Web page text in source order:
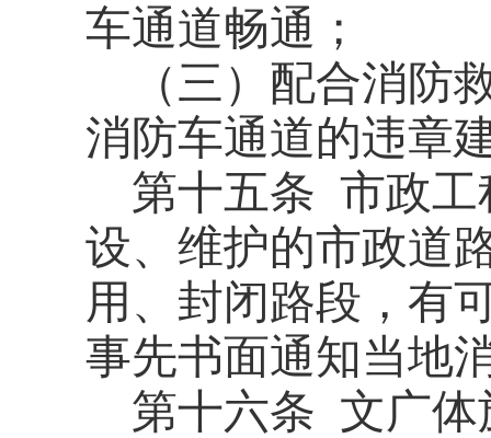
车通道畅通；
（三）配合消防
消防车通道的违章
第十五条 市政工
设、维护的市政道
用、封闭路段，有
事先书面通知当地
第十六条 文广